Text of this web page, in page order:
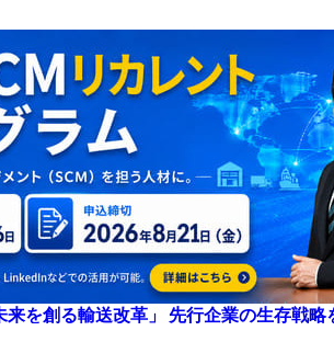
来を創る輸送改革」 先行企業の生存戦略